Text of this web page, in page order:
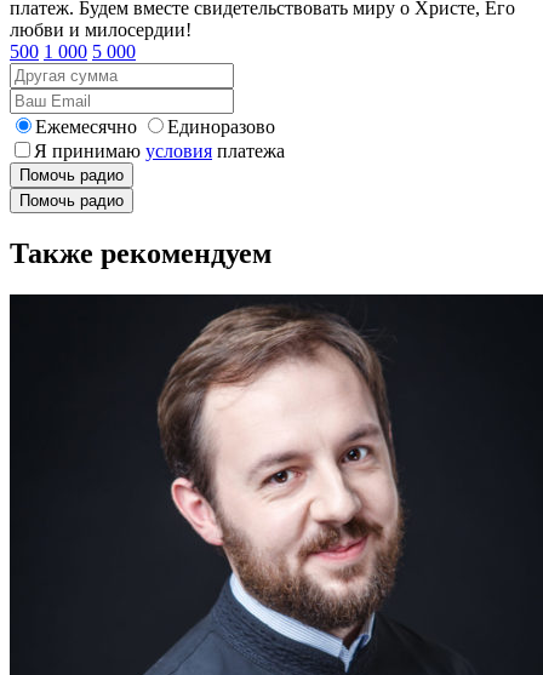
платеж. Будем вместе свидетельствовать миру о Христе, Его
любви и милосердии!
500 1 000 5 000
Ежемесячно
Единоразово
Я принимаю условия платежа
Помочь радио
Помочь радио
Также рекомендуем